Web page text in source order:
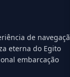
de
eterna do Egito
embarcação